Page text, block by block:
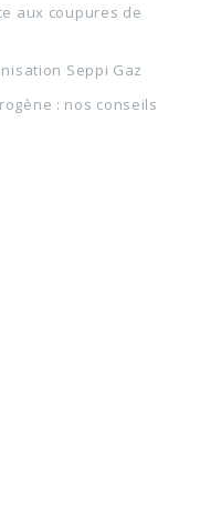
aux coupures de
Seppi Gaz
: nos conseils